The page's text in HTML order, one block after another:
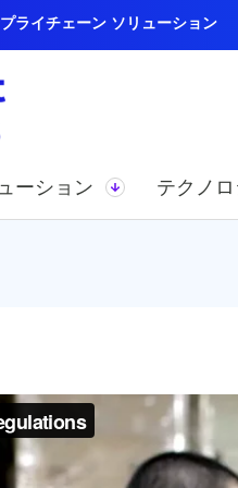
ライチェーン ソリューション
ーション テクノ